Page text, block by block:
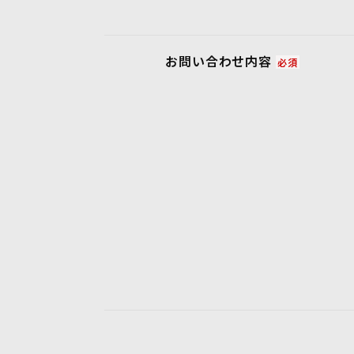
お問い合わせ内容 必須